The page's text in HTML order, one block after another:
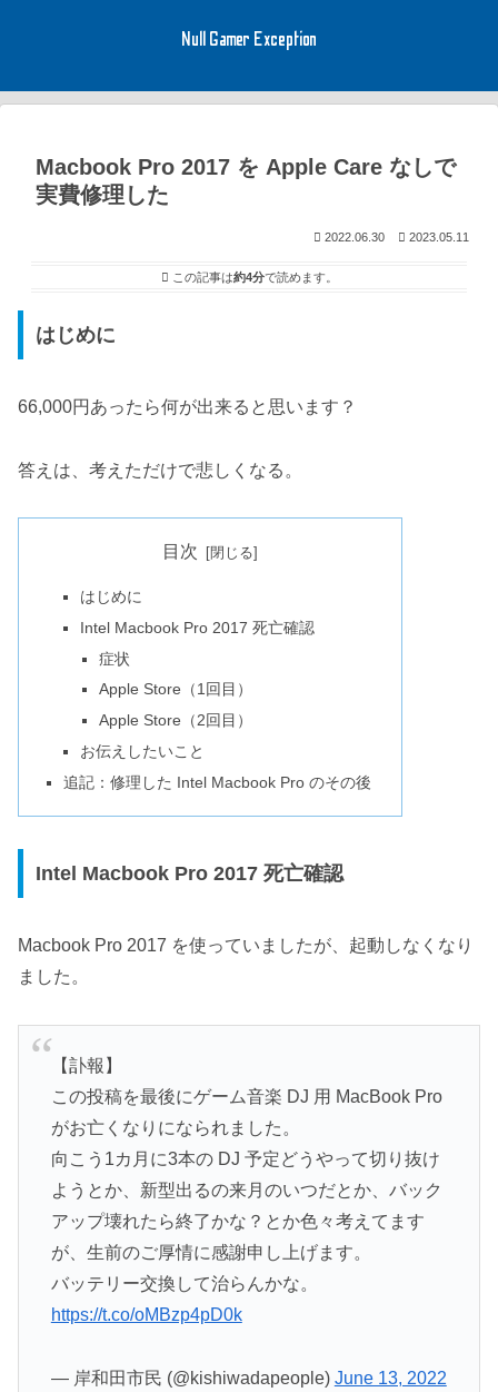
Null Gamer Exception
Macbook Pro 2017 を Apple Care なしで
実費修理した
2022.06.30 2023.05.11
この記事は約4分で読めます。
はじめに
66,000円あったら何が出来ると思います？
答えは、考えただけで悲しくなる。
目次
はじめに
Intel Macbook Pro 2017 死亡確認
症状
Apple Store（1回目）
Apple Store（2回目）
お伝えしたいこと
追記：修理した Intel Macbook Pro のその後
Intel Macbook Pro 2017 死亡確認
Macbook Pro 2017 を使っていましたが、起動しなくなり
ました。
【訃報】
この投稿を最後にゲーム音楽 DJ 用 MacBook Pro
がお亡くなりになられました。
向こう1カ月に3本の DJ 予定どうやって切り抜け
ようとか、新型出るの来月のいつだとか、バック
アップ壊れたら終了かな？とか色々考えてます
が、生前のご厚情に感謝申し上げます。
バッテリー交換して治らんかな。
https://t.co/oMBzp4pD0k
— 岸和田市民 (@kishiwadapeople) June 13, 2022